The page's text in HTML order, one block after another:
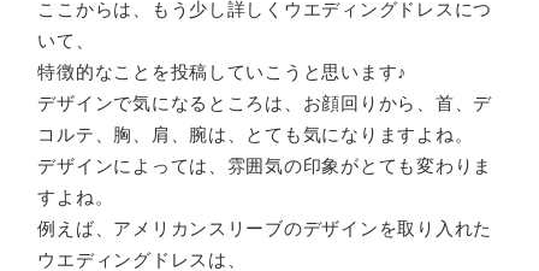
ここからは、もう少し詳しくウエディングドレスにつ
いて、
特徴的なことを投稿していこうと思います♪
デザインで気になるところは、お顔回りから、首、デ
コルテ、胸、肩、腕は、とても気になりますよね。
デザインによっては、雰囲気の印象がとても変わりま
すよね。
例えば、アメリカンスリーブのデザインを取り入れた
ウエディングドレスは、